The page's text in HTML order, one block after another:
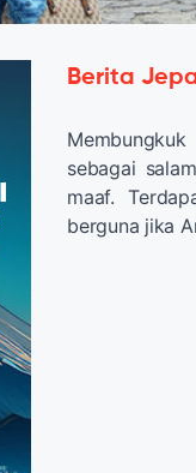
Berita
sebagai
maaf.
berguna jika